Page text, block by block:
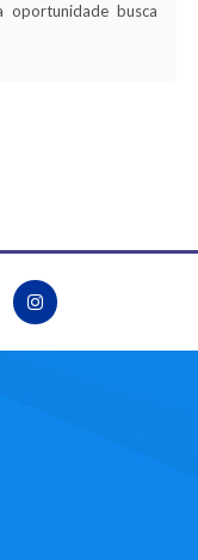
oportunidade busca